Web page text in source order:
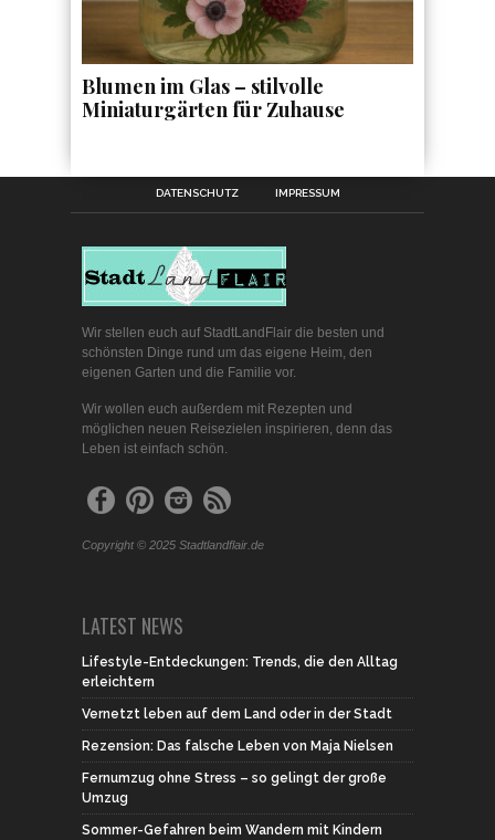
Blumen im Glas – stilvolle
Miniaturgärten für Zuhause
DATENSCHUTZ IMPRESSUM
Wir stellen euch auf StadtLandFlair die besten und
schönsten Dinge rund um das eigene Heim, den
eigenen Garten und die Familie vor.
Wir wollen euch außerdem mit Rezepten und
möglichen neuen Reisezielen inspirieren, denn das
Leben ist einfach schön.
Copyright © 2025 Stadtlandflair.de
LATEST NEWS
Lifestyle-Entdeckungen: Trends, die den Alltag
erleichtern
Vernetzt leben auf dem Land oder in der Stadt
Rezension: Das falsche Leben von Maja Nielsen
Fernumzug ohne Stress – so gelingt der große
Umzug
Sommer-Gefahren beim Wandern mit Kindern